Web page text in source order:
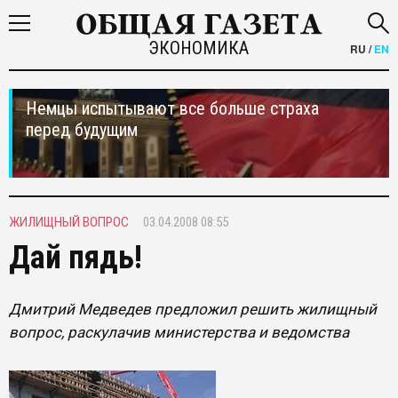
ЭКОНОМИКА RU /EN
Немцы испытывают все больше страха
перед будущим
ЖИЛИЩНЫЙ ВОПРОС 03.04.2008 08:55
Дай пядь!
Дмитрий Медведев предложил решить жилищный
вопрос, раскулачив министерства и ведомства